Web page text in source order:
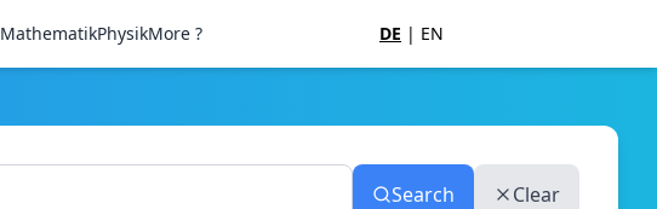
MathematikPhysikMore ? DE | EN
Search Clear